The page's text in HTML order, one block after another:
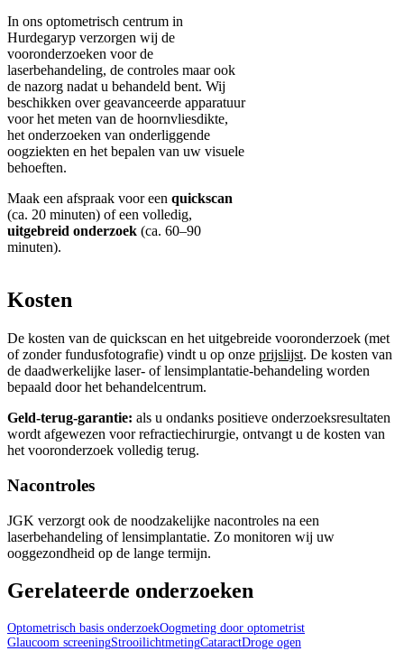
In ons optometrisch centrum in
Hurdegaryp verzorgen wij de
vooronderzoeken voor de
laserbehandeling, de controles maar ook
de nazorg nadat u behandeld bent. Wij
beschikken over geavanceerde apparatuur
voor het meten van de hoornvliesdikte,
het onderzoeken van onderliggende
oogziekten en het bepalen van uw visuele
behoeften.
Maak een afspraak voor een quickscan
(ca. 20 minuten) of een volledig,
uitgebreid onderzoek (ca. 60–90
minuten).
Kosten
De kosten van de quickscan en het uitgebreide vooronderzoek (met
of zonder fundusfotografie) vindt u op onze prijslijst. De kosten van
de daadwerkelijke laser- of lensimplantatie-behandeling worden
bepaald door het behandelcentrum.
Geld-terug-garantie: als u ondanks positieve onderzoeksresultaten
wordt afgewezen voor refractiechirurgie, ontvangt u de kosten van
het vooronderzoek volledig terug.
Nacontroles
JGK verzorgt ook de noodzakelijke nacontroles na een
laserbehandeling of lensimplantatie. Zo monitoren wij uw
ooggezondheid op de lange termijn.
Gerelateerde onderzoeken
Optometrisch basis onderzoekOogmeting door optometrist
Glaucoom screeningStrooilichtmetingCataractDroge ogen